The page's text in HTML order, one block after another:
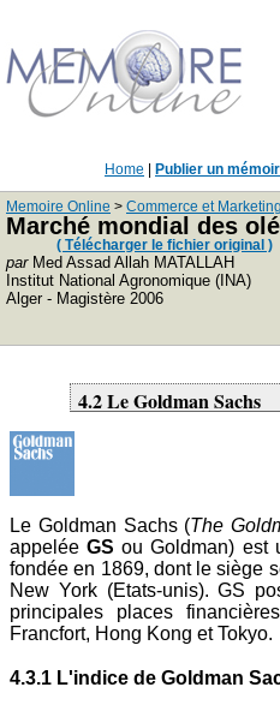
Home Publier un
Memoire Online > Commerce et Marketing
Marché mondial des
( Télécharger le fichier original )
parMed Assad Allah MATALLAH
Institut National Agronomique (INA)
Alger - Magistère 2006
4.2 Le Goldman Sachs
Le Goldman Sachs (The
appeléeGSou Goldman) est
fondée en 1869, dont le siège
New York (Etats-unis). GS
principales places
Francfort, Hong Kong et Tokyo.
4.3.1 L'indice de Goldman